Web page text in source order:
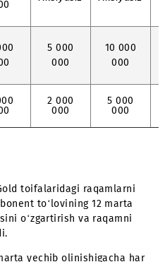
so‘m
000 so‘m
20%,
80%
Aksiya
doirasida
50%, 80%
60%,
3 000
000
5 000
000